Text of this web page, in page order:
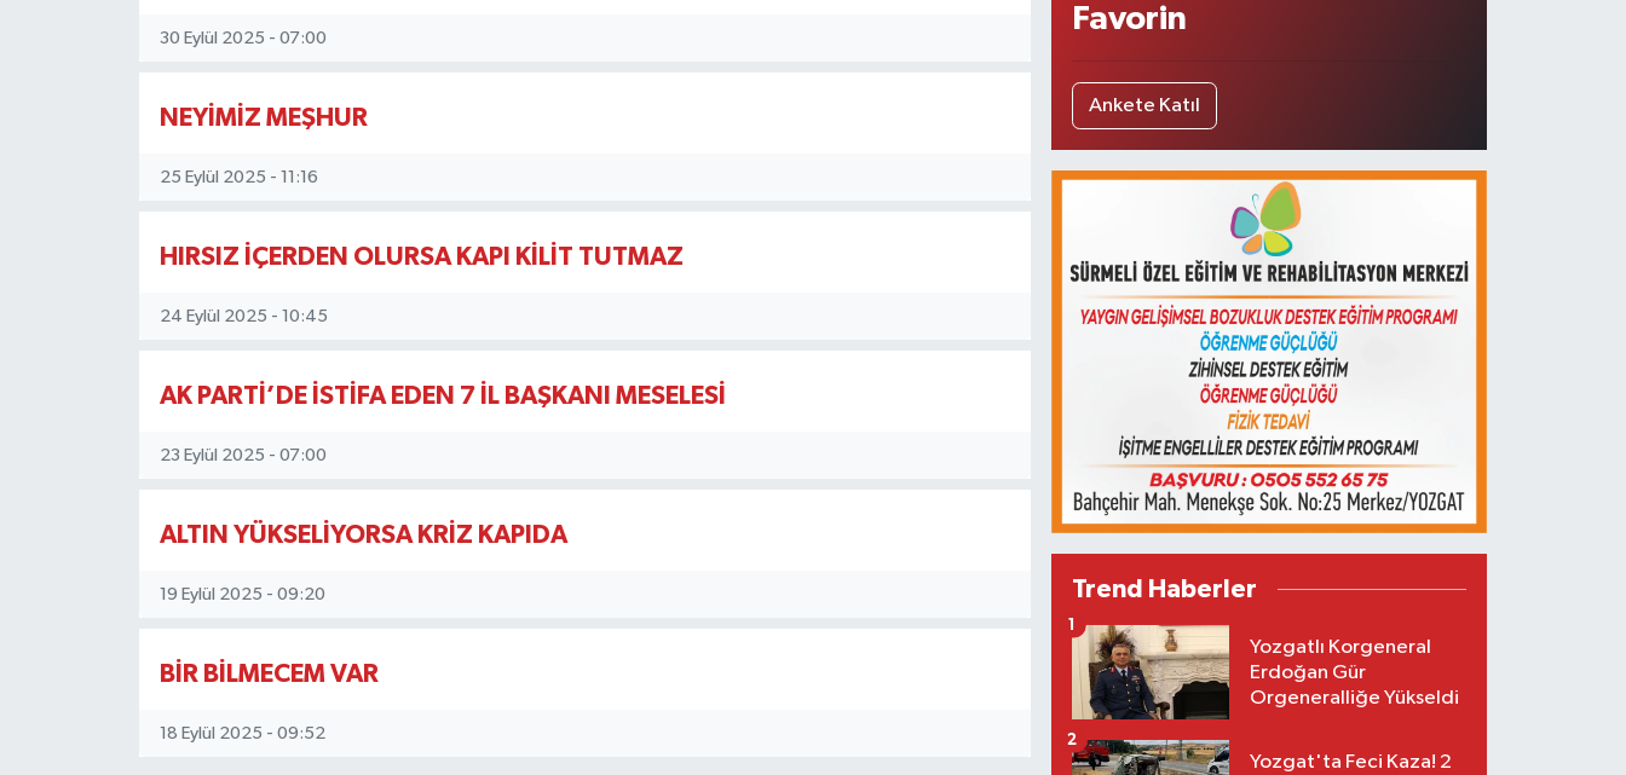
30 Eylül 2025 - 07:00
NEYİMİZ MEŞHUR
25 Eylül 2025 - 11:16
HIRSIZ İÇERDEN OLURSA KAPI KİLİT TUTMAZ
24 Eylül 2025 - 10:45
AK PARTİ’DE İSTİFA EDEN 7 İL BAŞKANI MESELESİ
23 Eylül 2025 - 07:00
ALTIN YÜKSELİYORSA KRİZ KAPIDA
19 Eylül 2025 - 09:20
BİR BİLMECEM VAR
18 Eylül 2025 - 09:52
Favorin
Ankete Katıl
Trend Haberler
Yozgatlı Korgeneral
Erdoğan Gür
Orgeneralliğe Yükseldi
1
Yozgat'ta Feci Kaza! 2
2